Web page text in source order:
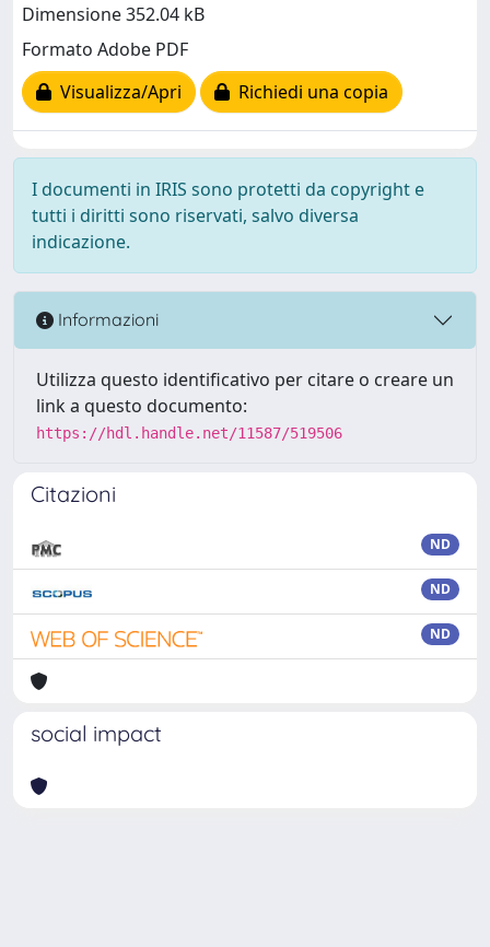
Dimensione 352.04 kB
Formato Adobe PDF
Visualizza/Apri
Richiedi una copia
I documenti in IRIS sono protetti da copyright e
tutti i diritti sono riservati, salvo diversa
indicazione.
Informazioni
Utilizza questo identificativo per citare o creare un
link a questo documento:
https://hdl.handle.net/11587/519506
Citazioni
ND
ND
ND
social impact